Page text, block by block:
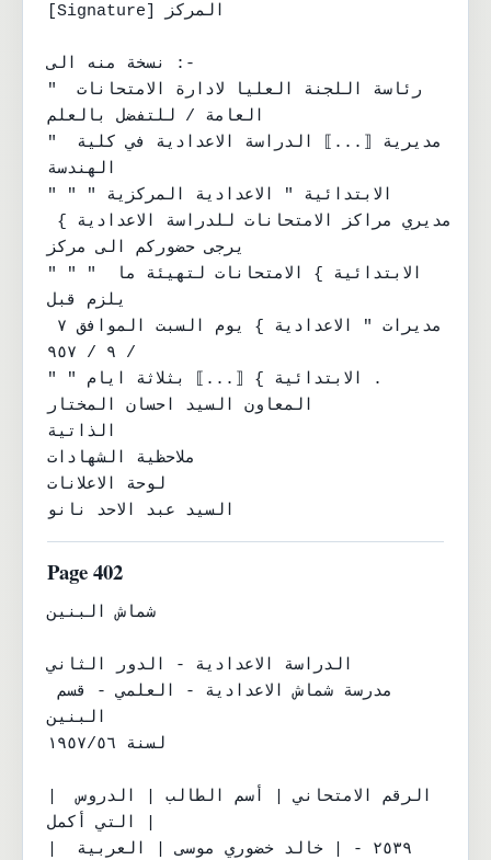
[Signature] المركز
نسخة منه الى :-
" رئاسة اللجنة العليا لادارة الامتحانات
العامة / للتفضل بالعلم
" مديرية ⟦...⟧ الدراسة الاعدادية في كلية
الهندسة
" " " الابتدائية " الاعدادية المركزية
يرجى حضوركم الى مركز
" " " الابتدائية } الامتحانات لتهيئة ما
يلزم قبل
/ ٩ / ٩٥٧
" " الابتدائية } ⟦...⟧ بثلاثة ايام .
المعاون السيد احسان المختار
الذاتية
ملاحظية الشهادات
لوحة الاعلانات
السيد عبد الاحد نانو
Page 402
شماش البنين
الدراسة الاعدادية - الدور الثاني
مدرسة شماش الاعدادية - العلمي - قسم
البنين
لسنة ١٩٥٧/٥٦
التي أكمل |